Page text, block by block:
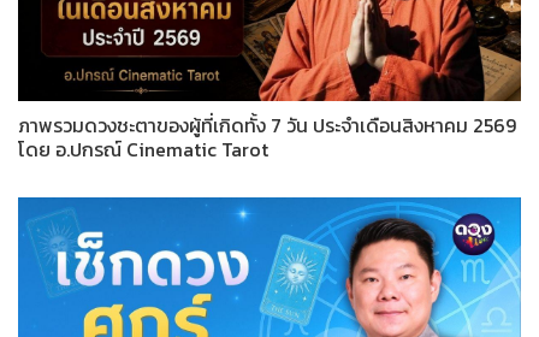
ภาพรวมดวงชะตาของผู้ที่เกิดทั้ง 7 วัน ประจำเดือนสิงหาคม 2569
โดย อ.ปกรณ์ Cinematic Tarot